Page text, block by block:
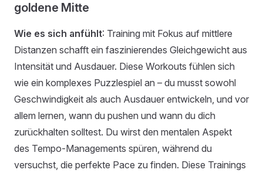
goldene Mitte
Wie es sich anfühlt: Training mit Fokus auf mittlere
Distanzen schafft ein faszinierendes Gleichgewicht aus
Intensität und Ausdauer. Diese Workouts fühlen sich
wie ein komplexes Puzzlespiel an – du musst sowohl
Geschwindigkeit als auch Ausdauer entwickeln, und vor
allem lernen, wann du pushen und wann du dich
zurückhalten solltest. Du wirst den mentalen Aspekt
des Tempo-Managements spüren, während du
versuchst, die perfekte Pace zu finden. Diese Trainings